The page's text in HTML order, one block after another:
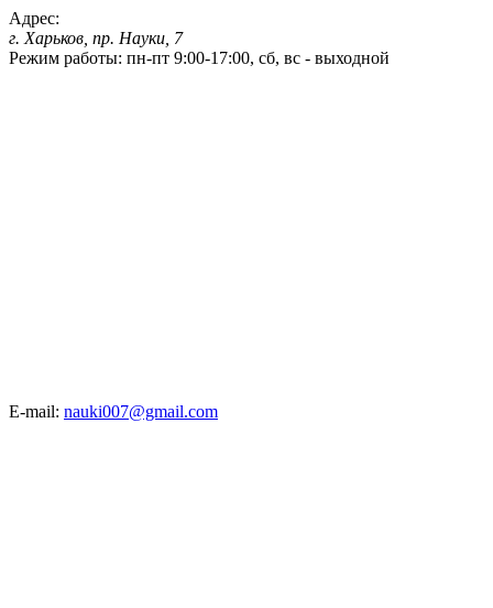
Адрес:
г. Харьков, пр. Науки, 7
Режим работы: пн-пт 9:00-17:00, сб, вс - выходной
E-mail: nauki007@gmail.com